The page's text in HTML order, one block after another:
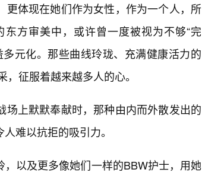
体现在她们作为女性，作为一个人，所
方审美中，或许曾一度被视为不够“完
元化。那些曲线玲珑、充满健康活力的
征服着越来越多人的心。
上默默奉献时，那种由内而外散发出的
难以抗拒的吸引力。
以及更多像她们一样的BBW护士，用她